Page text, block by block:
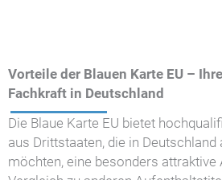
Vorteile der Blauen Karte EU –
Fachkraft in Deutschland
Die Blaue Karte EU bietet
aus Drittstaaten, die in Deutschland
möchten, eine besonders